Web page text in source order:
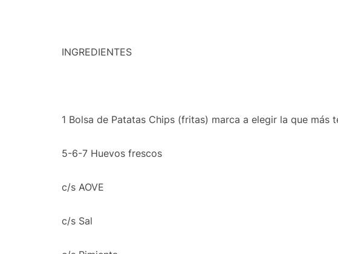
INGREDIENTES
1 Bolsa de Patatas Chips (fritas) marca a elegir la que más
5-6-7 Huevos frescos
c/s AOVE
c/s Sal